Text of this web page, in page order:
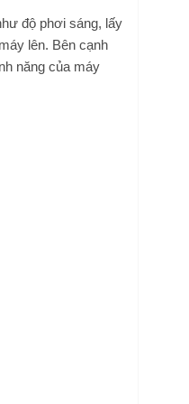
độ phơi sáng, lấy
lên. Bên cạnh
năng của máy